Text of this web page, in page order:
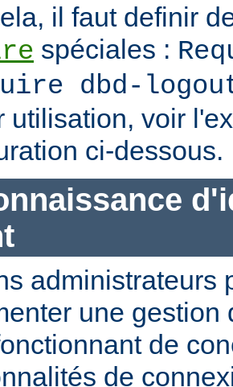
il faut definir
spéciales :
dbd-
utilisation, voir
ci-dessous.
administrateurs
une gestion
de
de